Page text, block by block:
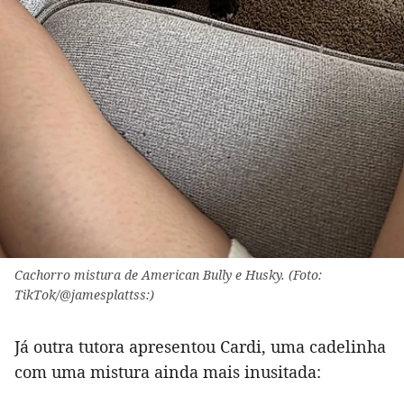
Cachorro mistura de American Bully e Husky. (Foto:
TikTok/@jamesplattss:)
Já outra tutora apresentou Cardi, uma cadelinha
com uma mistura ainda mais inusitada: